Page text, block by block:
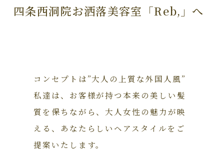
四条西洞院お洒落美容室「Reb,」へ
コンセプトは”大人の上質な外国人風”
私達は、お客様が持つ本来の美しい髪
質を保ちながら、大人女性の魅力が映
える、あなたらしいヘアスタイルをご
提案いたします。